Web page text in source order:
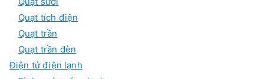
Quạt tích điện
Quạt trần
Quạt trần đèn
Điện tử điện lạnh